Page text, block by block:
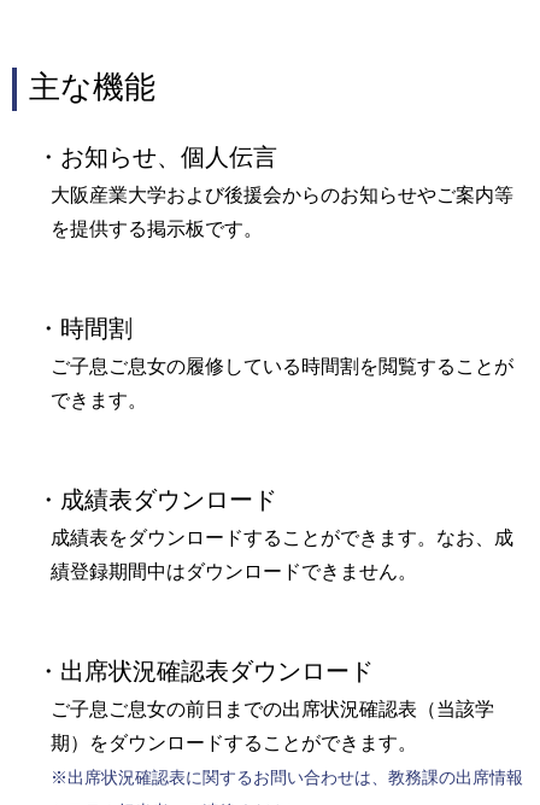
主な機能
・お知らせ、個人伝言
大阪産業大学および後援会からのお知らせやご案内等
を提供する掲示板です。
・時間割
ご子息ご息女の履修している時間割を閲覧することが
できます。
・成績表ダウンロード
成績表をダウンロードすることができます。なお、成
績登録期間中はダウンロードできません。
・出席状況確認表ダウンロード
ご子息ご息女の前日までの出席状況確認表（当該学
期）をダウンロードすることができます。
※出席状況確認表に関するお問い合わせは、教務課の出席情報